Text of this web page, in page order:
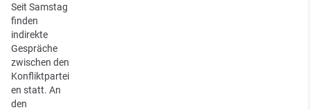
Seit Samstag
finden
indirekte
Gespräche
zwischen den
Konfliktpartei
en statt. An
den